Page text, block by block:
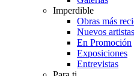
Imperdible
Obras más
Nuevos artistas
En Promoción
Exposiciones
Entrevistas